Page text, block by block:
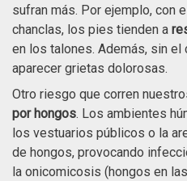
sufran más. Por ejemplo, con
chanclas, los pies tienden a
en los talones. Además, sin el
aparecer grietas dolorosas.
Otro riesgo que corren
por hongos. Los ambientes
los vestuarios públicos o la
de hongos, provocando
la onicomicosis (hongos en